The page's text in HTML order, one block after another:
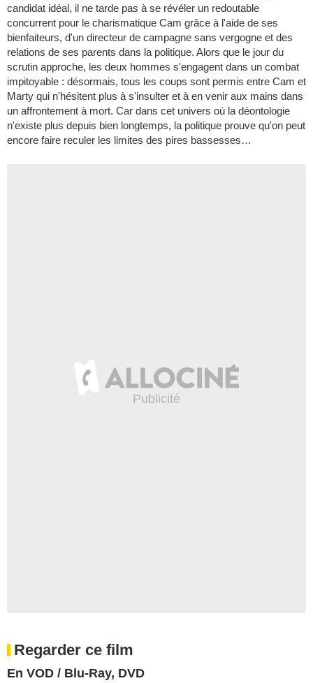
candidat idéal, il ne tarde pas à se révéler un redoutable
concurrent pour le charismatique Cam grâce à l'aide de ses
bienfaiteurs, d'un directeur de campagne sans vergogne et des
relations de ses parents dans la politique. Alors que le jour du
scrutin approche, les deux hommes s'engagent dans un combat
impitoyable : désormais, tous les coups sont permis entre Cam et
Marty qui n'hésitent plus à s'insulter et à en venir aux mains dans
un affrontement à mort. Car dans cet univers où la déontologie
n'existe plus depuis bien longtemps, la politique prouve qu'on peut
encore faire reculer les limites des pires bassesses…
Regarder ce film
En VOD / Blu-Ray, DVD